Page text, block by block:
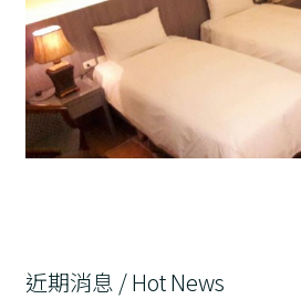
近期消息 / Hot News